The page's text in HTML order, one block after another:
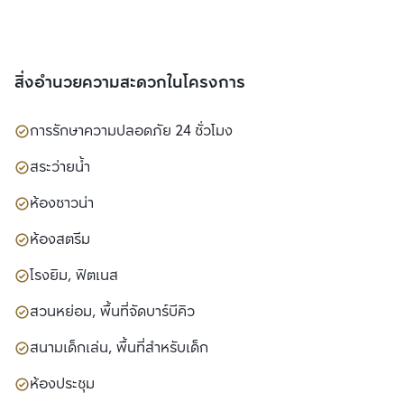
สิ่งอำนวยความสะดวกในโครงการ
การรักษาความปลอดภัย 24 ชั่วโมง
สระว่ายน้ำ
ห้องซาวน่า
ห้องสตรีม
โรงยิม, ฟิตเนส
สวนหย่อม, พื้นที่จัดบาร์บีคิว
สนามเด็กเล่น, พื้นที่สำหรับเด็ก
ห้องประชุม